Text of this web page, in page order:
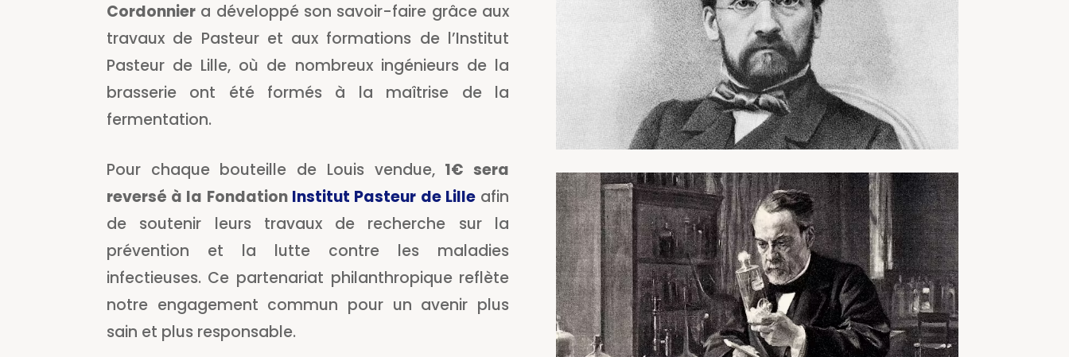
Cordonniera développé son savoir-faire grâce aux
travaux de Pasteur et aux formations de l’Institut
Pasteur de Lille, où de nombreux ingénieurs de la
brasserie ont été formés à la maîtrise de la
fermentation.
Pour chaque bouteille de Louis vendue, 1€ sera
reversé à la Fondation Institut Pasteur de Lilleafin
de soutenir leurs travaux de recherche sur la
prévention et la lutte contre les maladies
infectieuses. Ce partenariat philanthropique reflète
notre engagement commun pour un avenir plus
sain et plus responsable.